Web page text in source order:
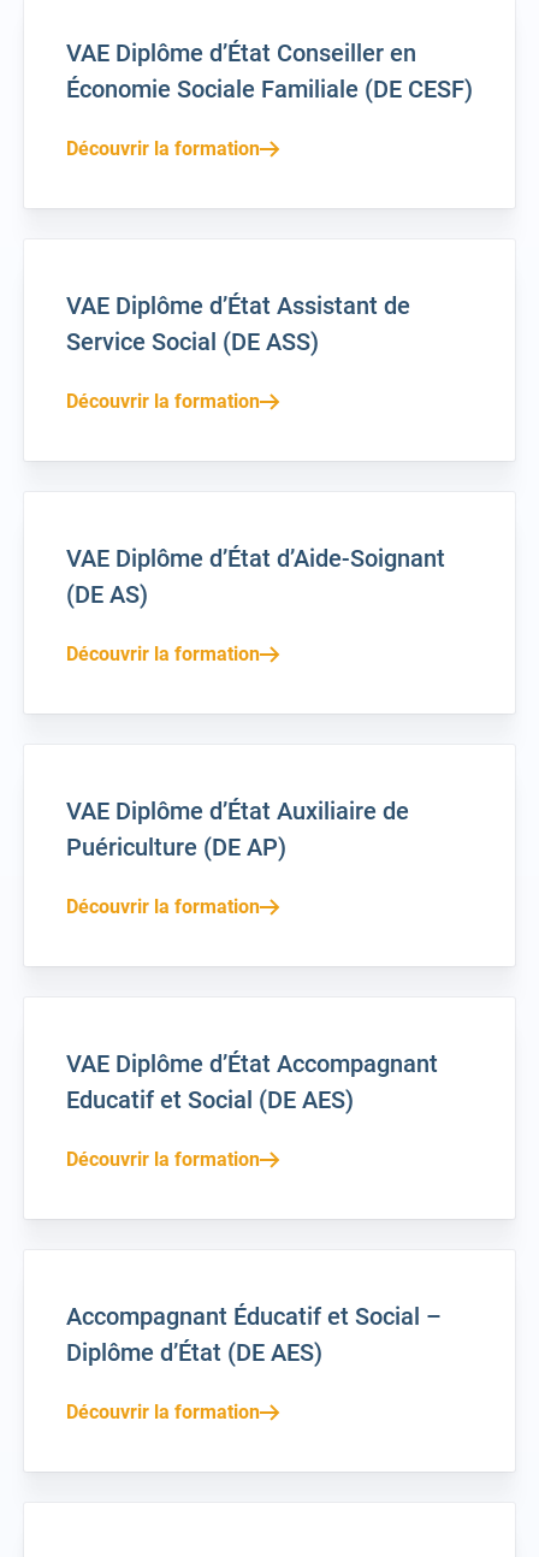
VAE Diplôme d’État Conseiller en
Économie Sociale Familiale (DE CESF)
Découvrir la formation
VAE Diplôme d’État Assistant de
Service Social (DE ASS)
Découvrir la formation
VAE Diplôme d’État d’Aide-Soignant
(DE AS)
Découvrir la formation
VAE Diplôme d’État Auxiliaire de
Puériculture (DE AP)
Découvrir la formation
VAE Diplôme d’État Accompagnant
Educatif et Social (DE AES)
Découvrir la formation
Accompagnant Éducatif et Social –
Diplôme d’État (DE AES)
Découvrir la formation